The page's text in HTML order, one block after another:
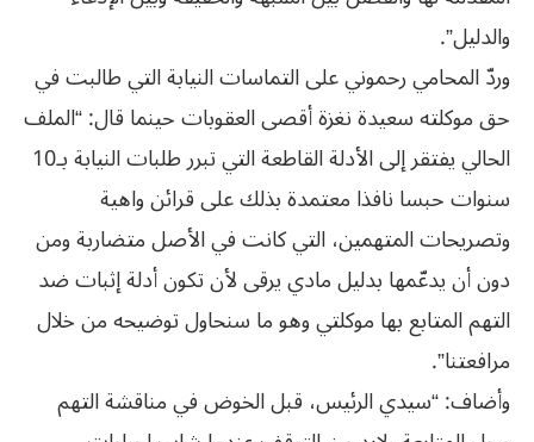
والدليل”.
وردّ المحامي رحموني على التماسات النيابة التي طالبت في
حق موكلته سعيدة نغزة أقصى العقوبات حينما قال: “الملف
الحالي يفتقر إلى الأدلة القاطعة التي تبرر طلبات النيابة بـ10
سنوات حبسا نافذا معتمدة بذلك على قرائن واهية
وتصريحات المتهمين، التي كانت في الأصل متضاربة ومن
دون أن يدعّمها بدليل مادي يرقى لأن تكون أدلة إثبات ضد
التهم المتابع بها موكلتي وهو ما سنحاول توضيحه من خلال
مرافعتنا”.
وأضاف: “سيدي الرئيس، قبل الخوض في مناقشة التهم